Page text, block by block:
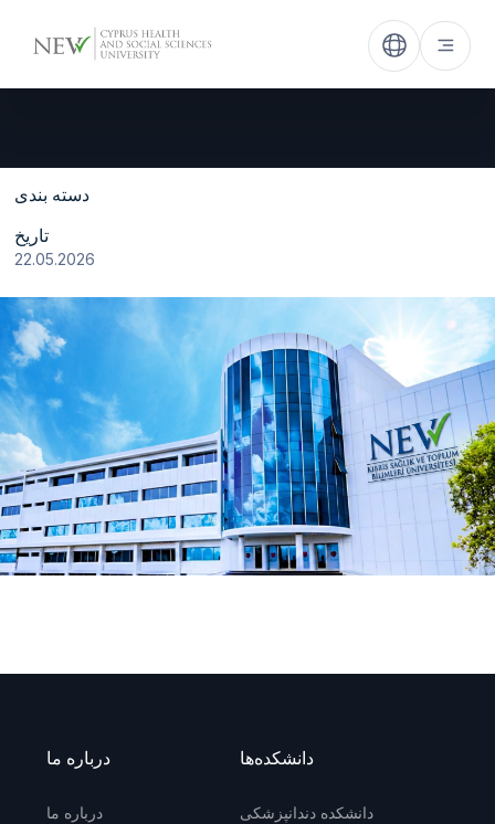
دسته بندی
تاریخ
22.05.2026
درباره ما
درباره ما
دانشکده‌ها
دانشکده دندانپزشکی